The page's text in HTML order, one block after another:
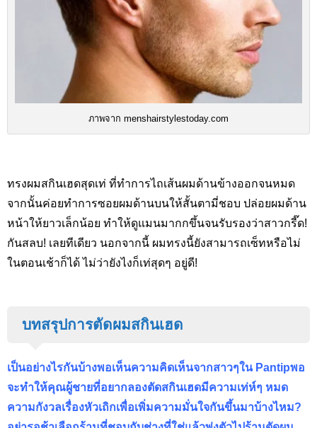
ภาพจาก menshairstylestoday.com
ทรงผมสกินเฮดสุดเท่ ที่ทำการไถเส้นผมด้านข้างออกจนหมด
จากนั้นค่อยทำการซอยผมด้านบนให้สั้นตามี่ชอบ ปล่อยผมด้าน
หน้าให้ยาวเล็กน้อย ทำให้ดูแมนมากกขึ้นจนรับรองว่าสาวกรี๊ด!
กันสลบ! เลยทีเดียว นอกจากนี้ ผมทรงนี้ยังสามารถเซ็ทหรือไม่
ในตอนเช้าก็ได้ ไม่ว่ายังไงก็เท่สุดๆ อยู่ดี!
บทสรุปการตัดผมสกินเฮด
เป็นอย่างไรกันบ้างพอเห็นความคิดเห็นจากสาวๆใน Pantipพอ
จะทำให้คุณผู้ชายที่อยากลองตัดสกินเฮดมีความเท่ห์ๆ หมด
ความกังวลเรื่องหัวเถิกเพื่อเพิ่มความมั่นใจกันขึ้นมาบ้างไหม?